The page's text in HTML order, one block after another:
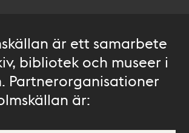
är ett samarbete
bibliotek och museer i
Partnerorganisationer
är: